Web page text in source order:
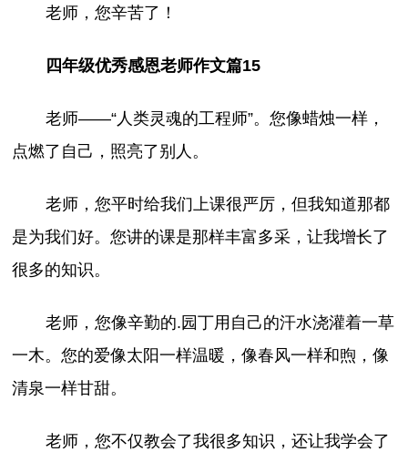
老师，您辛苦了！
四年级优秀感恩老师作文篇15
老师——“人类灵魂的工程师”。您像蜡烛一样，
点燃了自己，照亮了别人。
老师，您平时给我们上课很严厉，但我知道那都
是为我们好。您讲的课是那样丰富多采，让我增长了
很多的知识。
老师，您像辛勤的.园丁用自己的汗水浇灌着一草
一木。您的爱像太阳一样温暖，像春风一样和煦，像
清泉一样甘甜。
老师，您不仅教会了我很多知识，还让我学会了